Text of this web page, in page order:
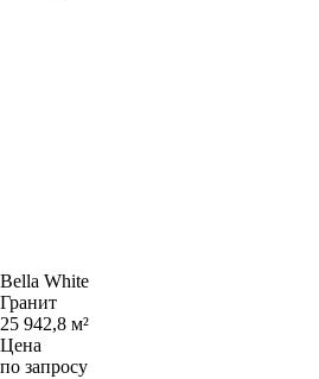
Bella White
Гранит
25 942,8 м²
Цена
по запросу